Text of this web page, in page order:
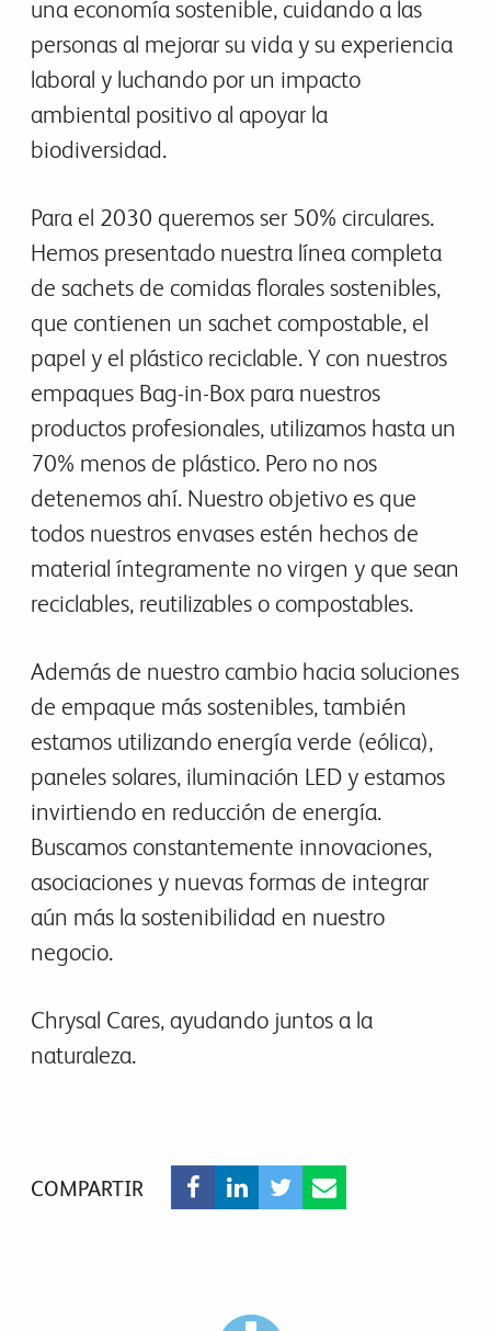
una economía sostenible, cuidando a las
personas al mejorar su vida y su experiencia
laboral y luchando por un impacto
ambiental positivo al apoyar la
biodiversidad.
Para el 2030 queremos ser 50% circulares.
Hemos presentado nuestra línea completa
de sachets de comidas florales sostenibles,
que contienen un sachet compostable, el
papel y el plástico reciclable. Y con nuestros
empaques Bag-in-Box para nuestros
productos profesionales, utilizamos hasta un
70% menos de plástico. Pero no nos
detenemos ahí. Nuestro objetivo es que
todos nuestros envases estén hechos de
material íntegramente no virgen y que sean
reciclables, reutilizables o compostables.
Además de nuestro cambio hacia soluciones
de empaque más sostenibles, también
estamos utilizando energía verde (eólica),
paneles solares, iluminación LED y estamos
invirtiendo en reducción de energía.
Buscamos constantemente innovaciones,
asociaciones y nuevas formas de integrar
aún más la sostenibilidad en nuestro
negocio.
Chrysal Cares, ayudando juntos a la
naturaleza.
COMPARTIR